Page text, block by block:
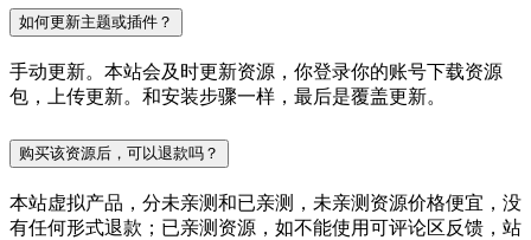
如何更新主题或插件？
手动更新。本站会及时更新资源，你登录你的账号下载资源
包，上传更新。和安装步骤一样，最后是覆盖更新。
购买该资源后，可以退款吗？
本站虚拟产品，分未亲测和已亲测，未亲测资源价格便宜，没
有任何形式退款；已亲测资源，如不能使用可评论区反馈，站